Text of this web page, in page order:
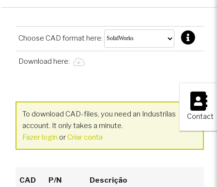
×
Contact
Choose CAD format here:
Download here:
To download CAD-files, you need an Industrilas
account. It only takes a minute.
Fazer login orCriar conta
CAD P/N Descrição